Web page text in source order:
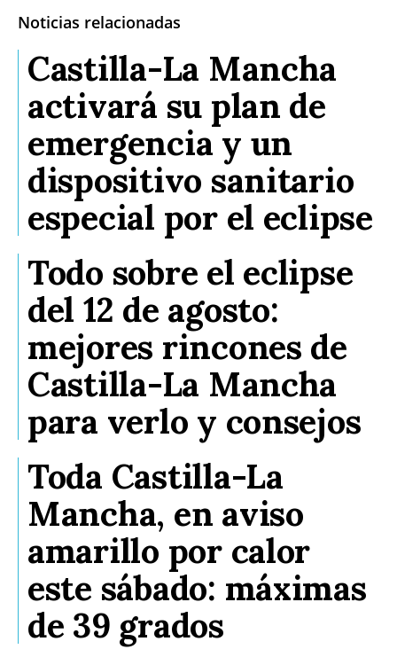
Noticias relacionadas
Castilla-La Mancha
activará su plan de
emergencia y un
dispositivo sanitario
especial por el eclipse
Todo sobre el eclipse
del 12 de agosto:
mejores rincones de
Castilla-La Mancha
para verlo y consejos
Toda Castilla-La
Mancha, en aviso
amarillo por calor
este sábado: máximas
de 39 grados